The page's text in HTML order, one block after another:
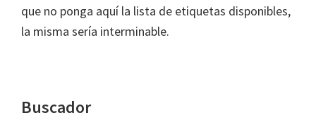
que no ponga aquí la lista de etiquetas disponibles,
la misma sería interminable.
Buscador